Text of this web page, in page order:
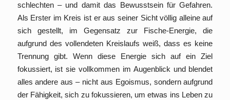
schlechten – und damit das Bewusstsein für Gefahren.
Als Erster im Kreis ist er aus seiner Sicht völlig alleine auf
sich gestellt, im Gegensatz zur Fische-Energie, die
aufgrund des vollendeten Kreislaufs weiß, dass es keine
Trennung gibt. Wenn diese Energie sich auf ein Ziel
fokussiert, ist sie vollkommen im Augenblick und blendet
alles andere aus – nicht aus Egoismus, sondern aufgrund
der Fähigkeit, sich zu fokussieren, um etwas ins Leben zu